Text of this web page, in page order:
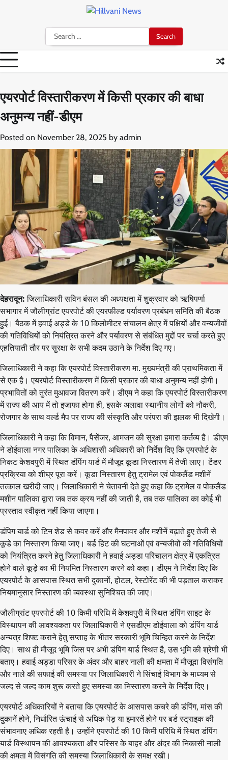
Search
for:
एयरपोर्ट विस्तारीकरण में किसी प्रकार की बाधा
अनुमन्य नहीं-डीएम
Posted on November 28, 2025 by admin
देहरादून:जिलाधिकारी सविन बंसल की अध्यक्षता में शुक्रवार को ऋषिपर्णा
सभागार में जौलीग्रांट एयरपोर्ट की एयरफील्ड पर्यावरण प्रबंधन समिति की बैठक
हुई। बैठक में हवाई अड्डे के 10 किलोमीटर संचालन क्षेत्र में पक्षियों और वन्यजीवों
की गतिविधियों को नियंत्रित करने और पर्यावरण से संबंधित मुद्दों पर चर्चा करते हुए
एहतियाती तौर पर सुरक्षा के सभी कदम उठाने के निर्देश दिए गए।
जिलाधिकारी ने कहा कि एयरपोर्ट विस्तारीकरण मा. मुख्यमंत्री की प्राथमिकता में
से एक है। एयरपोर्ट विस्तारीकरण में किसी प्रकार की बाधा अनुमन्य नहीं होगी।
प्रभावितों को तुरंत मुआवजा वितरण करें। डीएम ने कहा कि एयरपोर्ट विस्तारीकरण
में राज्य की आय में तो इजाफा होगा ही, इसके अलावा स्थानीय लोगों को नौकरी,
रोजगार के साथ वर्ल्ड मैप पर राज्य की संस्कृति और परंपरा की झलक भी दिखेगी।
जिलाधिकारी ने कहा कि विमान, पैसेंजर, आमजन की सुरक्षा हमारा कर्तव्य है। डीएम
ने डोईवाला नगर पालिका के अधिशासी अधिकारी को निर्देश दिए कि एयरपोर्ट के
निकट केशवपुरी में स्थित डंपिंग यार्ड में मौजूद कूडा निस्तारण में तेजी लाए। टेंडर
प्रक्रिया को शीघ्र पूरा करें। कूडा निस्तारण हेतु ट्रामेल एवं पोकलैंड मशीनें
तत्काल खरीदी जाए। जिलाधिकारी ने चेतावनी देते हुए कहा कि ट्रामेल व पोकलैंड
मशीन पालिका द्वारा जब तक क्रय नहीं की जाती है, तब तक पालिका का कोई भी
प्रस्ताव स्वीकृत नहीं किया जाएगा।
डंपिग यार्ड को टिन शेड से कवर करें और मैनपावर और मशीनें बढ़ाते हुए तेजी से
कूडे का निस्तारण किया जाए। बर्ड हिट की घटनाओं एवं वन्यजीवों की गतिविधियों
को नियंत्रित करने हेतु जिलाधिकारी ने हवाई अड्डा परिचालन क्षेत्र में एकत्रित
होने वाले कूड़े का भी नियमित निस्तारण करने को कहा। डीएम ने निर्देश दिए कि
एयरपोर्ट के आसपास स्थित सभी दुकानों, होटल, रेस्टोरेंट की भी पड़ताल कराकर
नियमानुसार निस्तारण की व्यवस्था सुनिश्चित की जाए।
जौलीग्रांट एयरपोर्ट की 10 किमी परिधि में केशवपुरी में स्थित डंपिंग साइट के
विस्थापन की आवश्यकता पर जिलाधिकारी ने एसडीएम डोईवाला को डंपिंग यार्ड
अन्यत्र शिफ्ट कराने हेतु सप्ताह के भीतर सरकारी भूमि चिन्हित करने के निर्देश
दिए। साथ ही मौजूद भूमि जिस पर अभी डंपिंग यार्ड स्थित है, उस भूमि की श्रेणी भी
बताए। हवाई अड्डा परिसर के अंदर और बाहर नाली की क्षमता में मौजूदा विसंगति
और नाले की सफाई की समस्या पर जिलाधिकारी ने सिंचाई विभाग के माध्यम से
जल्द से जल्द काम शुरू करते हुए समस्या का निस्तारण करने के निर्देश दिए।
एयरपोर्ट अधिकारियों ने बताया कि एयरपोर्ट के आसपास कचरे की डंपिंग, मांस की
दुकानें होने, निर्धारित ऊंचाई से अधिक पेड़ या इमारतें होने पर बर्ड स्ट्राइक की
संभावनाए अधिक रहती है। उन्होंने एयरपोर्ट की 10 किमी परिधि में स्थित डंपिंग
यार्ड विस्थापन की आवश्यकता और परिसर के बाहर और अंदर की निकासी नाली
की क्षमता में विसंगति की समस्या जिलाधिकारी के समक्ष रखी।